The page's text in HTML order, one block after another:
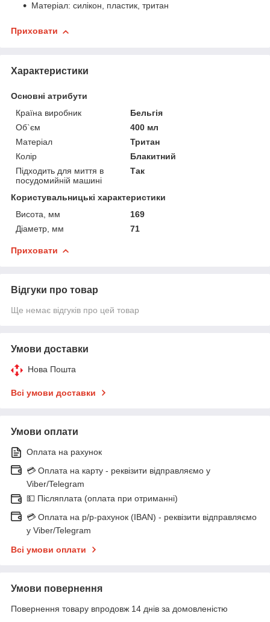
Матеріал: силікон, пластик, тритан
Приховати
Характеристики
Основні атрибути
Країна виробник
Бельгія
Об`єм
400 мл
Матеріал
Тритан
Колір
Блакитний
Підходить для миття в
посудомийній машині
Так
Користувальницькі характеристики
Висота, мм
169
Діаметр, мм
71
Приховати
Відгуки про товар
Ще немає відгуків про цей товар
Умови доставки
Нова Пошта
Всі умови доставки
Умови оплати
Оплата на рахунок
💳 Оплата на карту - реквізити відправляємо у
Viber/Telegram
💵 Післяплата (оплата при отриманні)
💳 Оплата на р/р-рахунок (IBAN) - реквізити відправляємо
у Viber/Telegram
Всі умови оплати
Умови повернення
Повернення товару впродовж 14 днів за домовленістю